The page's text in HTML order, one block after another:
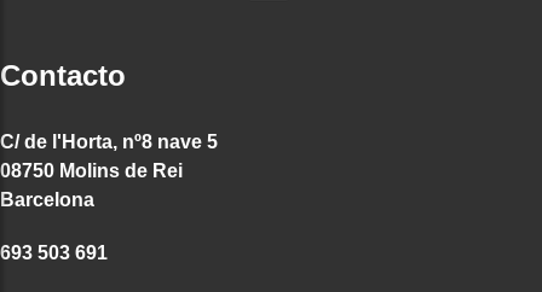
Contacto
C/ de l'Horta, nº8 nave 5
08750 Molins de Rei
Barcelona
693 503 691